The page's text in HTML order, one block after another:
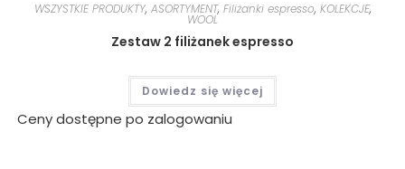
WSZYSTKIE PRODUKTY, ASORTYMENT, Filiżanki espresso, KOLEKCJE,
WOOL
Zestaw 2 filiżanek espresso
Dowiedz się więcej
Ceny dostępne po zalogowaniu